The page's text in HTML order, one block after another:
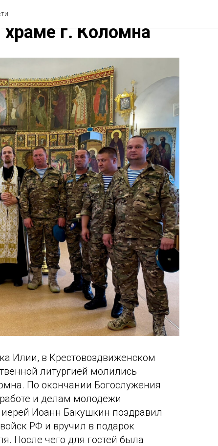
в
г. Коломна
Илии, в Крестовоздвиженском
литургией молились
По окончании Богослужения
и делам молодёжи
Иоанн Бакушкин поздравил
РФ и вручил в подарок
После чего для гостей была